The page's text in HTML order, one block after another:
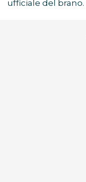
ufficiale del brano.